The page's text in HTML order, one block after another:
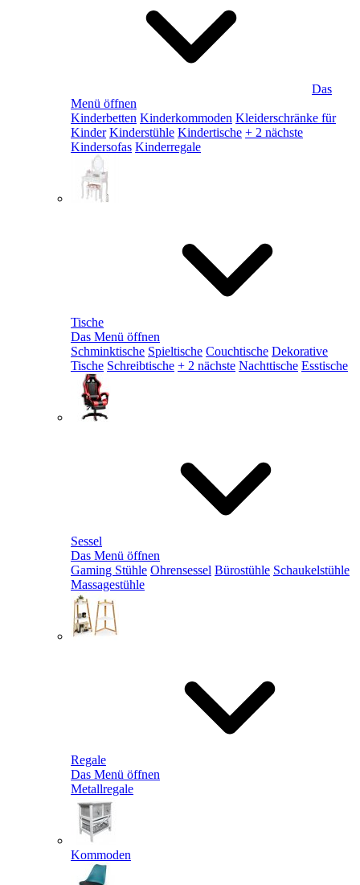
Das
Menü öffnen
Kinderbetten Kinderkommoden Kleiderschränke für
Kinder Kinderstühle Kindertische + 2 nächste
Kindersofas Kinderregale
Tische
Das Menü öffnen
Schminktische Spieltische Couchtische Dekorative
Tische Schreibtische + 2 nächste Nachttische Esstische
Sessel
Das Menü öffnen
Gaming Stühle Ohrensessel Bürostühle Schaukelstühle
Massagestühle
Regale
Das Menü öffnen
Metallregale
Kommoden